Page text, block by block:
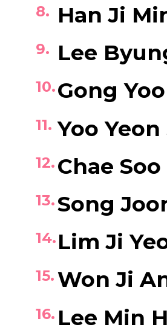
Han Ji
Lee
Gong
Yoo
Chae
Song
Lim Ji
Won Ji
Lee Min